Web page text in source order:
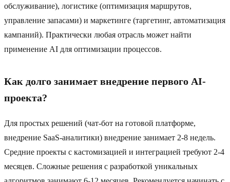
обслуживание), логистике (оптимизация маршрутов,
управление запасами) и маркетинге (таргетинг, автоматизация
кампаний). Практически любая отрасль может найти
применение AI для оптимизации процессов.
Как долго занимает внедрение первого AI-
проекта?
Для простых решений (чат-бот на готовой платформе,
внедрение SaaS-аналитики) внедрение занимает 2-8 недель.
Средние проекты с кастомизацией и интеграцией требуют 2-4
месяцев. Сложные решения с разработкой уникальных